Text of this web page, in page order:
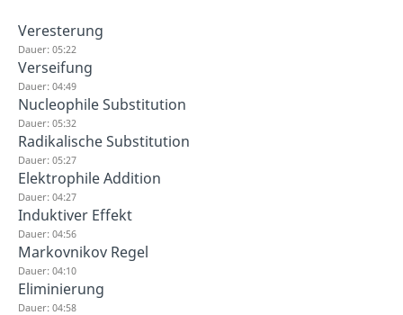
Veresterung
Dauer: 05:22
Verseifung
Dauer: 04:49
Nucleophile Substitution
Dauer: 05:32
Radikalische Substitution
Dauer: 05:27
Elektrophile Addition
Dauer: 04:27
Induktiver Effekt
Dauer: 04:56
Markovnikov Regel
Dauer: 04:10
Eliminierung
Dauer: 04:58